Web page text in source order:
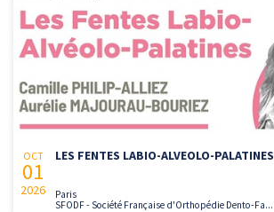
OCT
01
2026
LES FENTES LABIO-ALVEOLO-PALATINES
Paris
SFODF - Société Française d'Orthopédie Dento-Fa...